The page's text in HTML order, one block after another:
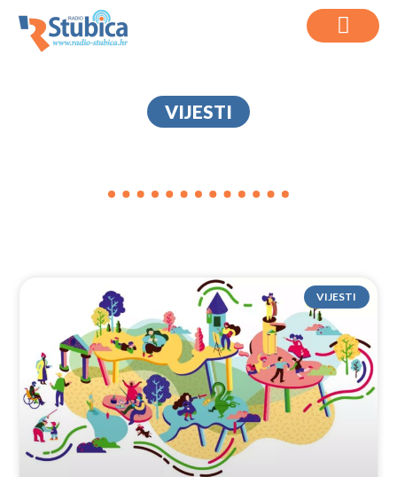
VIJESTI
VIJESTI